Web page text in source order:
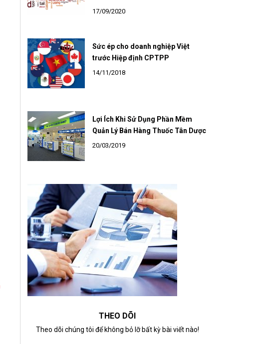
Sức ép cho doanh nghiệp Việt
Lợi Ích Khi Sử Dụng Phần Mềm
THEO DÕI